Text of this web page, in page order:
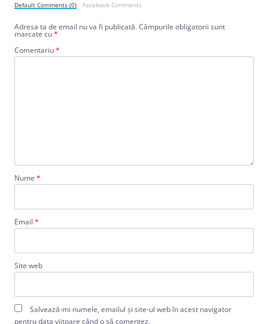
Default Comments (0) Facebook Comments
Adresa ta de email nu va fi publicată.Câmpurile obligatorii sunt
marcate cu*
Comentariu*
Nume *
Email *
Site web
Salvează-mi numele, emailul și site-ul web în acest navigator
pentru data viitoare când o să comentez.